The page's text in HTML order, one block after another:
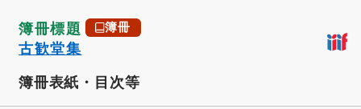
簿冊標題 簿冊
古歓堂集
簿冊表紙・目次等